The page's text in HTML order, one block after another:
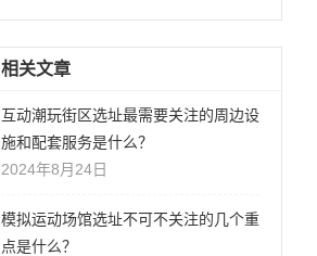
相关文章
互动潮玩街区选址最需要关注的周边设
施和配套服务是什么？
2024年8月24日
模拟运动场馆选址不可不关注的几个重
点是什么？